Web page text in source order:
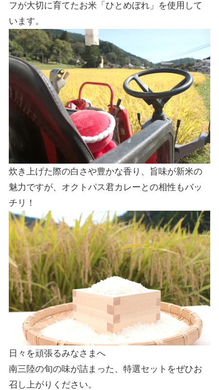
フが大切に育てたお米「ひとめぼれ」を使用して
います。
炊き上げた際の白さや豊かな香り、旨味が新米の
魅力ですが、オクトパス君カレーとの相性もバッ
チリ！
日々を頑張るみなさまへ
南三陸の旬の味が詰まった、特選セットをぜひお
召し上がりください。